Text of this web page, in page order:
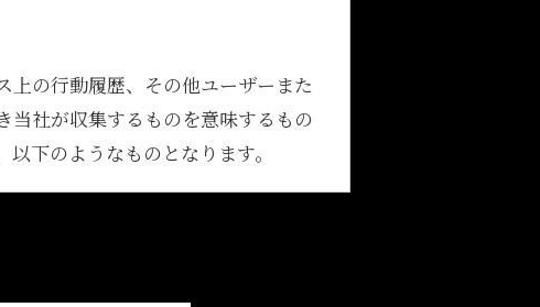
上の行動履歴、その他ユーザーまた
当社が収集するものを意味するもの
下のようなものとなります。